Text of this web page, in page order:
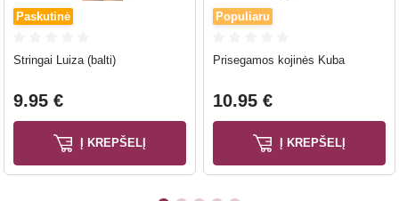
Paskutinė
Stringai Luiza (balti)
9.95 €
Į KREPŠELĮ
Populiaru
Prisegamos kojinės Kuba
10.95 €
Į KREPŠELĮ